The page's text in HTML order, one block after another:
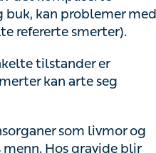
tilstander er vanligere hos
annerledes hos eldre enn
som livmor og
Hos gravide blir organene